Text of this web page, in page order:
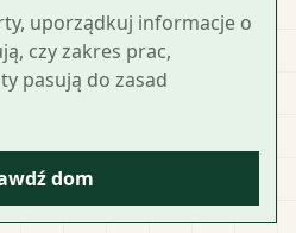
uporządkuj informacje o
czy zakres prac,
pasują do zasad
dom